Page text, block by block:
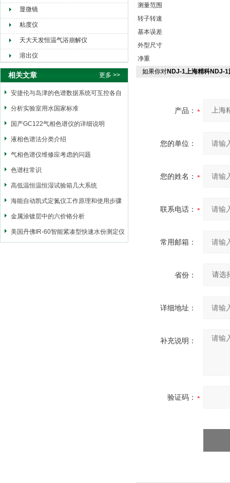
显微镜
粘度仪
天大天发恒温气浴崩解仪
溶出仪
相关文章 更多 >>
安捷伦与岛津的色谱数据系统可互控各自
的气相色谱系统
分析实验室用水国家标准
国产GC122气相色谱仪的详细说明
液相色谱法分类介绍
气相色谱仪维修应考虑的问题
色谱柱常识
高低温恒温恒湿试验箱几大系统
海能自动凯式定氮仪工作原理和使用步骤
金属涂镀层中的六价铬分析
美国丹佛IR-60智能紧凑型快速水份测定仪
测量范围
转子转速
基本误差
外型尺寸
净重
如果你对NDJ-1上海精科NDJ-1
产品：
您的单位：
您的姓名：
联系电话：
常用邮箱：
省份：
详细地址：
补充说明：
验证码：